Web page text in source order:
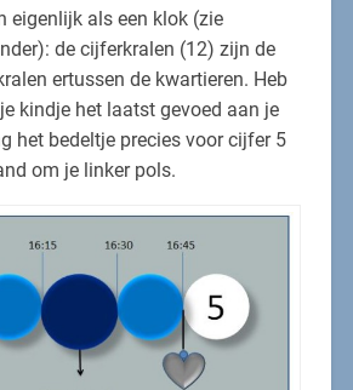
eigenlijk als een klok (zie
de cijferkralen (12) zijn de
ertussen de kwartieren. Heb
kindje het laatst gevoed aan je
het bedeltje precies voor cijfer 5
om je linker pols.